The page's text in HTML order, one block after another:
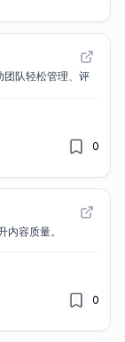
队轻松管理、评
0
容质量。
0